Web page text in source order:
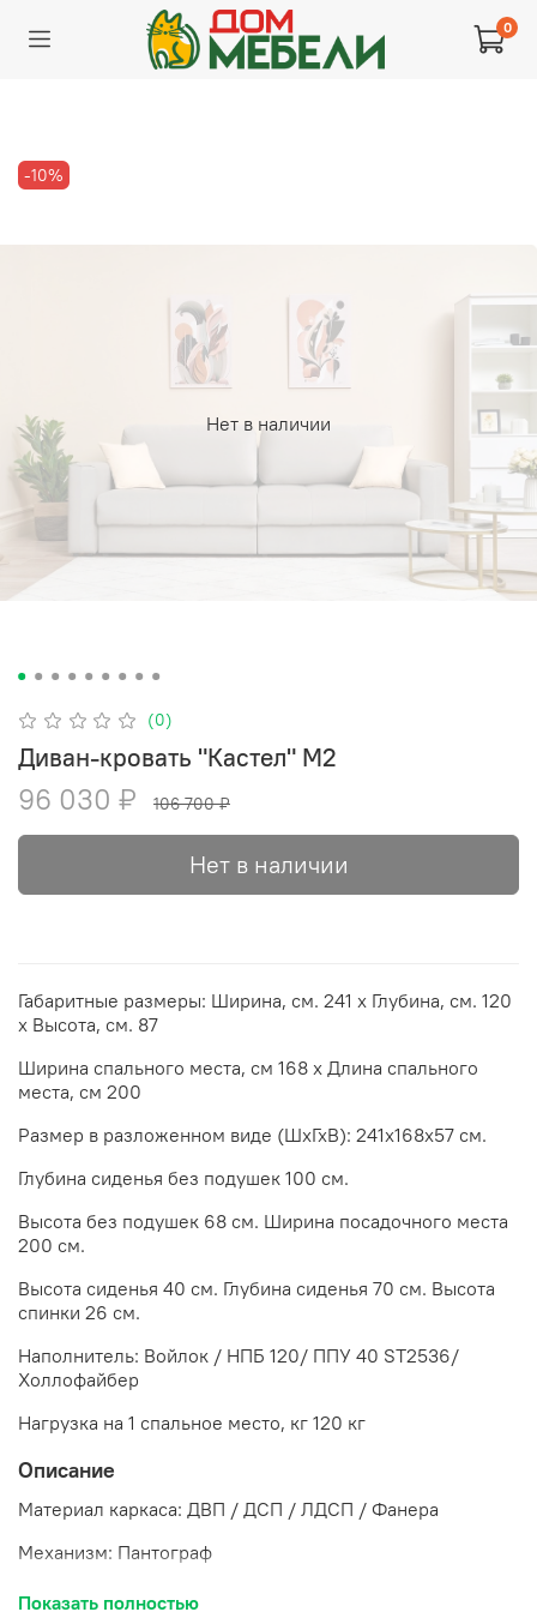
0
Нет в наличии
-10%
(0)
Диван-кровать "Кастел" М2
96 030 ₽ 106 700 ₽
Нет в наличии
Габаритные размеры: Ширина, см. 241 х Глубина, см. 120
х Высота, см. 87
Ширина спального места, см 168 х Длина спального
места, см 200
Размер в разложенном виде (ШхГхВ): 241х168х57 см.
Глубина сиденья без подушек 100 см.
Высота без подушек 68 см. Ширина посадочного места
200 см.
Высота сиденья 40 см. Глубина сиденья 70 см. Высота
спинки 26 см.
Наполнитель: Войлок / НПБ 120/ ППУ 40 ST2536/
Холлофайбер
Нагрузка на 1 спальное место, кг 120 кг
Описание
Материал каркаса: ДВП / ДСП / ЛДСП / Фанера
Механизм: Пантограф
Размер декоративных подушек 50х20х40 см
Показать полностью